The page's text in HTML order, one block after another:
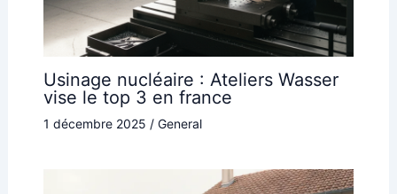
Usinage nucléaire : Ateliers Wasser
vise le top 3 en france
1 décembre 2025 / General